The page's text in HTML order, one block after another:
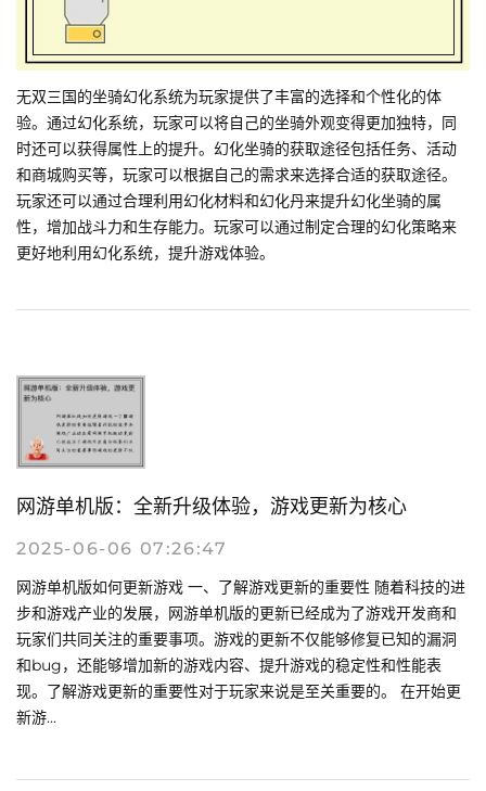
无双三国的坐骑幻化系统为玩家提供了丰富的选择和个性化的体
验。通过幻化系统，玩家可以将自己的坐骑外观变得更加独特，同
时还可以获得属性上的提升。幻化坐骑的获取途径包括任务、活动
和商城购买等，玩家可以根据自己的需求来选择合适的获取途径。
玩家还可以通过合理利用幻化材料和幻化丹来提升幻化坐骑的属
性，增加战斗力和生存能力。玩家可以通过制定合理的幻化策略来
更好地利用幻化系统，提升游戏体验。
网游单机版：全新升级体验，游戏更新为核心
2025-06-06 07:26:47
网游单机版如何更新游戏 一、了解游戏更新的重要性 随着科技的进
步和游戏产业的发展，网游单机版的更新已经成为了游戏开发商和
玩家们共同关注的重要事项。游戏的更新不仅能够修复已知的漏洞
和bug，还能够增加新的游戏内容、提升游戏的稳定性和性能表
现。了解游戏更新的重要性对于玩家来说是至关重要的。 在开始更
新游...